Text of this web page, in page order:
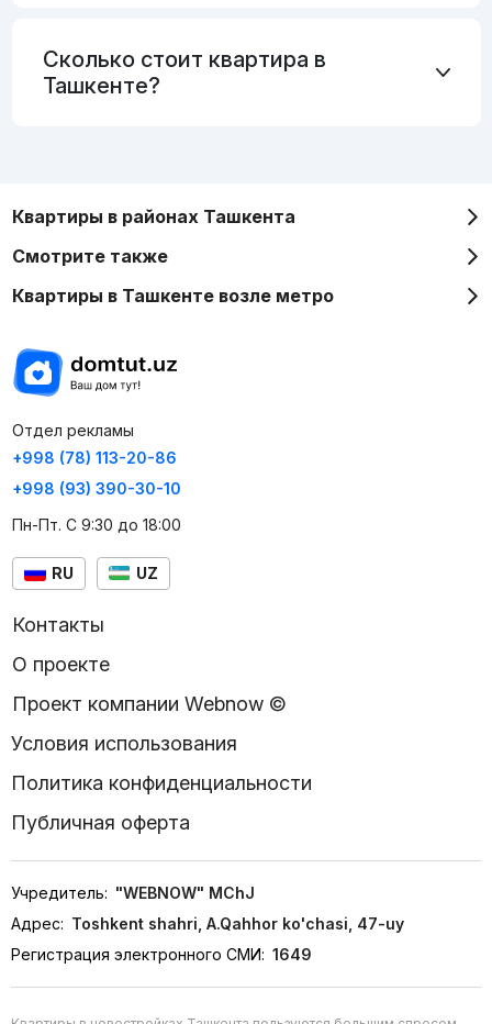
Сколько стоит квартира в
Ташкенте?
Квартиры в районах Ташкента
Смотрите также
Квартиры в Ташкенте возле метро
Отдел рекламы
+998 (78) 113-20-86
+998 (93) 390-30-10
Пн-Пт. С 9:30 до 18:00
RU UZ
Контакты
О проекте
Проект компании Webnow ©
Условия использования
Политика конфиденциальности
Публичная оферта
Учредитель: "WEBNOW" MChJ
Адрес: Toshkent shahri, A.Qahhor ko'chasi, 47-uy
Регистрация электронного СМИ: 1649